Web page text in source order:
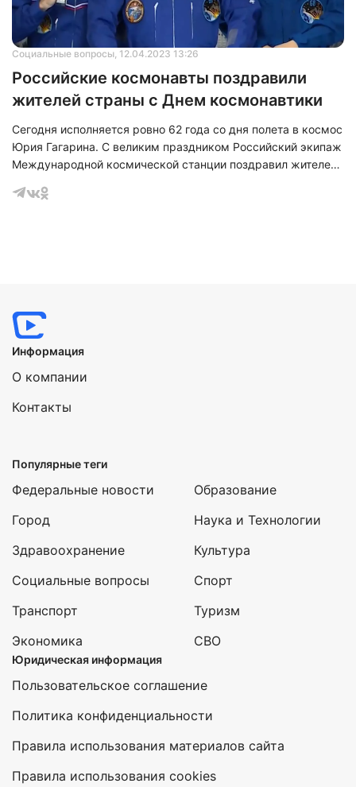
Социальные вопросы, 12.04.2023 13:26
Российские космонавты поздравили
жителей страны с Днем космонавтики
Сегодня исполняется ровно 62 года со дня полета в космос
Юрия Гагарина. С великим праздником Российский экипаж
Международной космической станции поздравил жителей
Информация
О компании
Контакты
Популярные теги
Федеральные новости
Город
Здравоохранение
Социальные вопросы
Транспорт
Экономика
Образование
Наука и Технологии
Культура
Спорт
Туризм
СВО
Юридическая информация
Пользовательское соглашение
Политика конфиденциальности
Правила использования материалов сайта
Правила использования cookies